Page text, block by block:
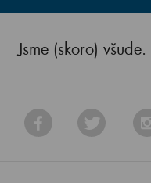
Jsme (skoro)